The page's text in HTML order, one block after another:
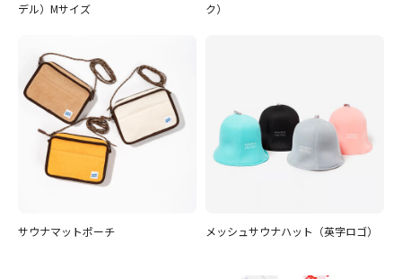
デル）Mサイズ
ク）
サウナマットポーチ メッシュサウナハット（英字ロゴ）